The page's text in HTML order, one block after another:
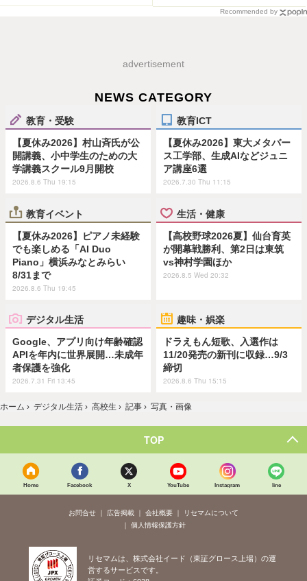
Recommended by
advertisement
NEWS CATEGORY
教育・受験
【夏休み2026】村山斉氏が公
開講義、小中学生のための大
学講義スクール9月開校
2026.8.6 Thu 19:15
教育ICT
【夏休み2026】東大メタバー
ス工学部、生成AIなどジュニ
ア講座6選
2026.7.30 Thu 11:15
教育イベント
【夏休み2026】ピアノ未経験
でも楽しめる「AI Duo
Piano」横浜みなとみらい
8/31まで
2026.8.6 Thu 19:45
生活・健康
【高校野球2026夏】仙台育英
が開幕戦勝利、第2日は東筑
vs神村学園ほか
2026.8.5 Wed 20:32
デジタル生活
Google、アプリ向け年齢確認
APIを年内に世界展開…未成年
者保護を強化
2026.7.31 Fri 13:45
趣味・娯楽
ドラえもん短歌、入選作は
11/20発売の新刊に収録…9/3
締切
2026.8.6 Thu 15:15
ホーム › デジタル生活 › 高校生 › 記事 › 写真・画像
TOP
Home Facebook X YouTube Instagram line
お問合せ 広告掲載 会社概要
リセマムについて
個人情報保護方針
リセマムは、株式会社イード（東証グロース上場）の運
営するサービスです。